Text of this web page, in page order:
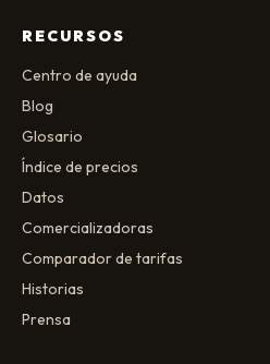
RECURSOS
Centro de ayuda
Blog
Glosario
Índice de precios
Datos
Comercializadoras
Comparador de tarifas
Historias
Prensa